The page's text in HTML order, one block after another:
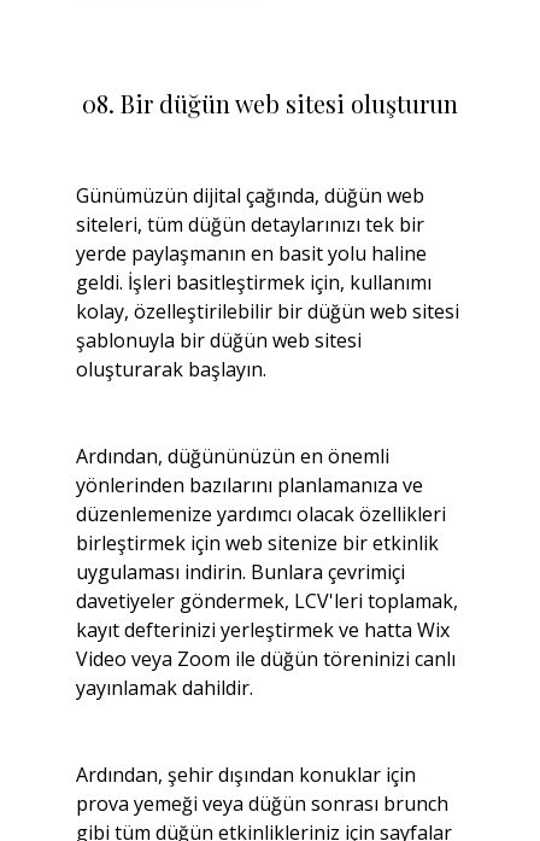
08. Bir düğün web sitesi oluşturun
Günümüzün dijital çağında, düğün web
siteleri, tüm düğün detaylarınızı tek bir
yerde paylaşmanın en basit yolu haline
geldi. İşleri basitleştirmek için, kullanımı
kolay, özelleştirilebilir bir düğün web sitesi
şablonuyla bir düğün web sitesi
oluşturarak başlayın.
Ardından, düğününüzün en önemli
yönlerinden bazılarını planlamanıza ve
düzenlemenize yardımcı olacak özellikleri
birleştirmek için web sitenize bir etkinlik
uygulaması indirin. Bunlara çevrimiçi
davetiyeler göndermek, LCV'leri toplamak,
kayıt defterinizi yerleştirmek ve hatta Wix
Video veya Zoom ile düğün töreninizi canlı
yayınlamak dahildir.
Ardından, şehir dışından konuklar için
prova yemeği veya düğün sonrası brunch
gibi tüm düğün etkinlikleriniz için sayfalar